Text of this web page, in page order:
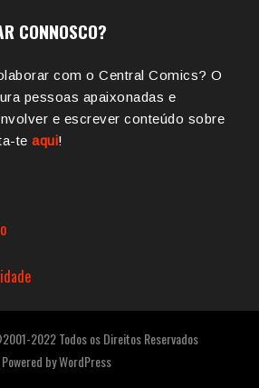
CONNOSCO?
com o Central Comics? O
pessoas apaixonadas e
e escrever conteúdo sobre
te aqui!
2022 Todos os Direitos Reservados
Powered byWordPress